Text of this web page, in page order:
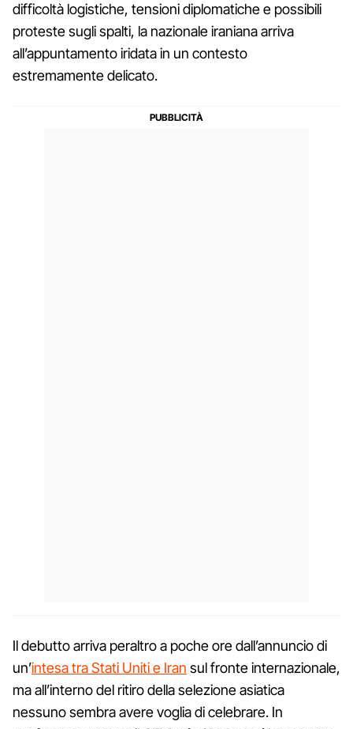
difficoltà logistiche, tensioni diplomatiche e possibili
proteste sugli spalti, la nazionale iraniana arriva
all’appuntamento iridata in un contesto
estremamente delicato.
Il debutto arriva peraltro a poche ore dall’annuncio di
un’intesa tra Stati Uniti e Iran sul fronte internazionale,
ma all’interno del ritiro della selezione asiatica
nessuno sembra avere voglia di celebrare. In